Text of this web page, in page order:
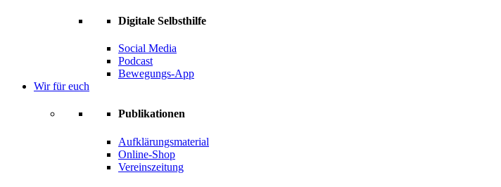
Digitale Selbsthilfe
Social Media
Podcast
Bewegungs-App
Wir für euch
Publikationen
Aufklärungsmaterial
Online-Shop
Vereinszeitung